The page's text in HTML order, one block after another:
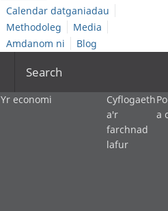
Calendar datganiadau
Methodoleg
Media
Amdanom ni
Blog
Search
Yr economi
Cyflogaeth
a'r
farchnad
lafur
a